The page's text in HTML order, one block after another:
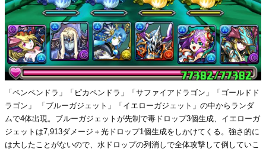
「ペンペンドラ」「ピカペンドラ」「サファイアドラゴン」「ゴールドド
ラゴン」 「ブルーガジェット」「イエローガジェット」の中からランダ
ムで4体出現。ブルーガジェットが先制で毒ドロップ3個生成、イエローガ
ジェットは7,913ダメージ＋光ドロップ1個生成をしかけてくる。強さ的に
は大したことがないので、水ドロップの列消しで全体攻撃して倒していこ